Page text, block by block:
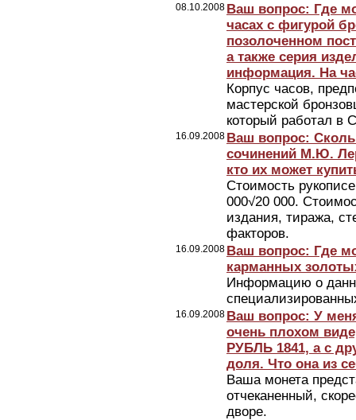
08.10.2008 Ваш вопрос: Где
часах с фигурой
позолоченном
а также серия
информация. На
Корпус часов,
мастерской
который работал в
16.09.2008 Ваш вопрос:
сочинений М.Ю.
кто их может
Стоимость
000√20 000.
издания, тиража,
факторов.
16.09.2008 Ваш вопрос: Где
карманных
Информацию о
16.09.2008 Ваш вопрос: У
очень плохом
РУБЛЬ 1841, а с
доля. Что она из
Ваша монета
отчеканенный,
дворе.